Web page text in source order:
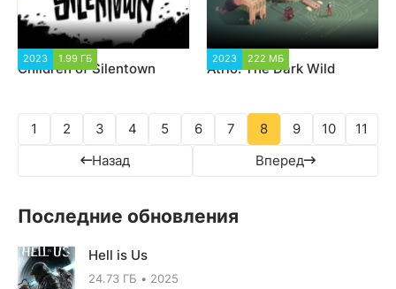
2023 1.99 ГБ
Children of Silentown
2023 222 МБ
Atrio: The Dark Wild
Назад
1 2 3 4 5 6 7 8 9 10
11
Вперед
Последние обновления
Hell is Us
24.73 ГБ 2025